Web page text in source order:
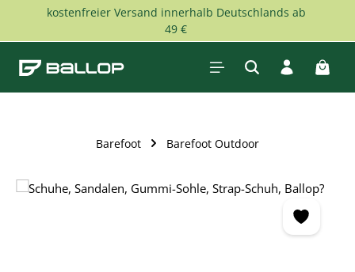
Zum Hauptinhalt springen
kostenfreier Versand innerhalb Deutschlands ab
49 €
Barefoot Barefoot Outdoor
Bildergalerie überspringen